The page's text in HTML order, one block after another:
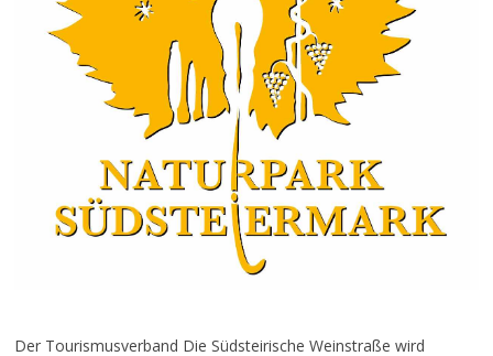
Der Tourismusverband Die Südsteirische Weinstraße wird